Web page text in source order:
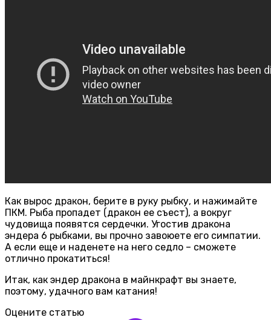
Как вырос дракон, берите в руку рыбку, и нажимайте
ПКМ. Рыба пропадет (дракон ее съест), а вокруг
чудовища появятся сердечки. Угостив дракона
эндера 6 рыбками, вы прочно завоюете его симпатии.
А если еще и наденете на него седло – сможете
отлично прокатиться!
Итак, как эндер дракона в майнкрафт вы знаете,
поэтому, удачного вам катания!
Оцените статью